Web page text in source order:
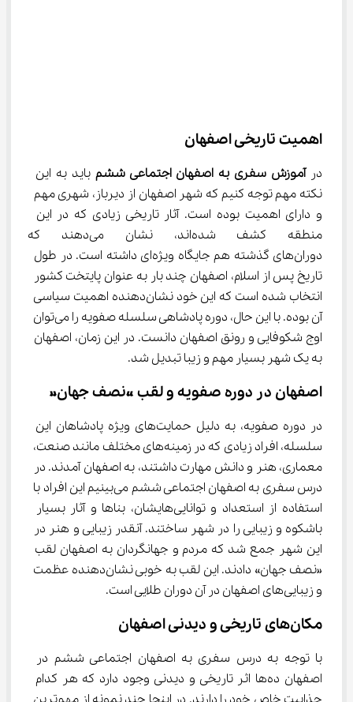
اهمیت تاریخی اصفهان
در آموزش سفری به اصفهان اجتماعی ششم باید به این
نکته مهم توجه کنیم که شهر اصفهان از دیرباز، شهری مهم
و دارای اهمیت بوده است. آثار تاریخی زیادی که در این
منطقه کشف شده‌اند، نشان
دوران‌های گذشته هم جایگاه ویژه‌ای داشته است. در طول
تاریخ پس از اسلام، اصفهان چند بار به عنوان پایتخت کشور
انتخاب شده است که این خود نشان‌دهنده اهمیت سیاسی
آن بوده. با این حال، دوره پادشاهی سلسله صفویه را می‌توان
اوج شکوفایی و رونق اصفهان دانست. در این زمان، اصفهان
به یک شهر بسیار مهم و زیبا تبدیل شد.
اصفهان در دوره صفویه و لقب «نصف جهان»
در دوره صفویه، به دلیل حمایت‌های ویژه پادشاهان این
سلسله، افراد زیادی که در زمینه‌های مختلف مانند صنعت،
معماری، هنر و دانش مهارت داشتند، به اصفهان آمدند. در
درس سفری به اصفهان اجتماعی ششم می‌بینیم این افراد با
استفاده از استعداد و توانایی‌هایشان، بناها و آثار بسیار
باشکوه و زیبایی را در شهر ساختند. آنقدر زیبایی و هنر در
این شهر جمع شد که مردم و جهانگردان به اصفهان لقب
«نصف جهان» دادند. این لقب به خوبی نشان‌دهنده عظمت
و زیبایی‌های اصفهان در آن دوران طلایی است.
مکان‌های تاریخی و دیدنی اصفهان
با توجه به درس سفری به اصفهان اجتماعی ششم در
اصفهان ده‌ها اثر تاریخی و دیدنی وجود دارد که هر کدام